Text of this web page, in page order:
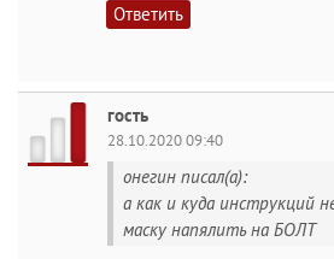
Ответить
гость
28.10.2020 09:40
онегин писал(а):
а как и куда инструкций
маску напялить на БОЛТ